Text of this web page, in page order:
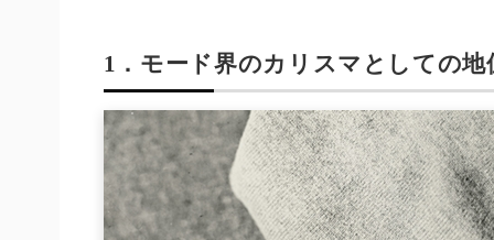
1．モード界のカリスマとしての地